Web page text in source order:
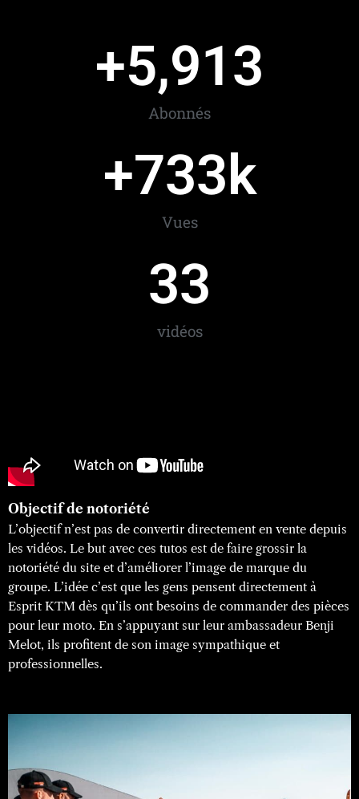
Abonnés
+5,913
Vues
+733k
vidéos
33
Objectif de notoriété
L’objectif n’est pas de convertir directement en vente depuis
les vidéos. Le but avec ces tutos est de faire grossir la
notoriété du site et d’améliorer l’image de marque du
groupe. L’idée c’est que les gens pensent directement à
Esprit KTM dès qu’ils ont besoins de commander des pièces
pour leur moto. En s’appuyant sur leur ambassadeur Benji
Melot, ils profitent de son image sympathique et
professionnelles.